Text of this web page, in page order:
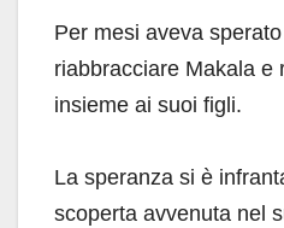
Per mesi aveva
riabbracciare Makala e
insieme ai suoi figli.
La speranza si è
scoperta avvenuta nel